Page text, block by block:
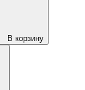
В корзину